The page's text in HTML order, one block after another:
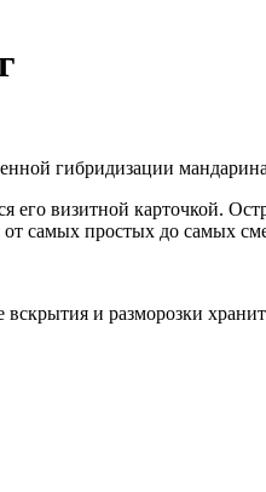
гибридизации
его визитной карточкой.
от самых простых до самых
и разморозки